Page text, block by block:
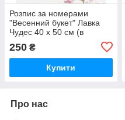
Розпис за номерами
"Весенний букет" Лавка
Чудес 40 x 50 см (в
250 ₴
Купити
Про нас